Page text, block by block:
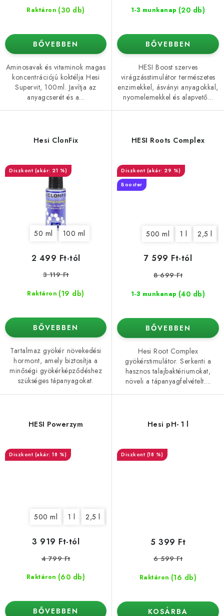
Raktáron (30 db)
BŐVEBBEN
Aminosavak és vitaminok magas
koncentrációjú koktélja Hesi
Supervit, 100ml. Javítja az
anyagcserét és a...
1-3 munkanap (20 db)
BŐVEBBEN
HESI Boost szerves
virágzásstimulátor természetes
enzimekkel, ásványi anyagokkal,
nyomelemekkel és alapvető...
Hesi ClonFix
(akár: 21 %)
50 ml 100 ml
Raktáron (19 db)
2 499 Ft-tól
3 119 Ft
BŐVEBBEN
Tartalmaz gyökér növekedési
hormont, amely biztosítja a
minőségi gyökérképződéshez
szükséges tápanyagokat.
HESI Roots Complex
(akár: 29 %)
Booster
500 ml 1 l 2,5 l
1-3 munkanap (40 db)
7 599 Ft-tól
8 699 Ft
BŐVEBBEN
Hesi Root Complex
gyökérstimulátor. Serkenti a
hasznos talajbaktériumokat,
növeli a tápanyagfelvételt....
HESI Powerzym
(akár: 18 %)
500 ml 1 l 2,5 l
Raktáron (60 db)
3 919 Ft-tól
4 799 Ft
BŐVEBBEN
Hesi pH- 1 l
(18 %)
Raktáron (16 db)
5 399 Ft
6 599 Ft
KOSÁRBA